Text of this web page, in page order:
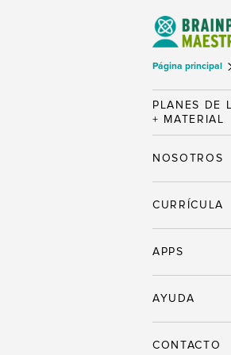
Página principal
PLANES DE
+ MATERIAL
NOSOTROS
CURRÍCULA
APPS
AYUDA
CONTACTO